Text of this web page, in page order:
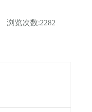
浏览次数:2282